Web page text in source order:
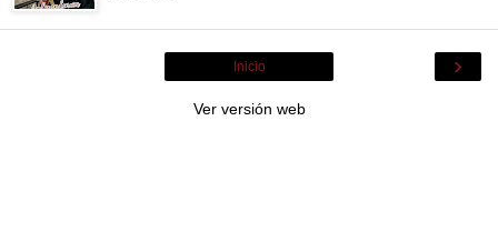
›
Inicio
Ver versión web